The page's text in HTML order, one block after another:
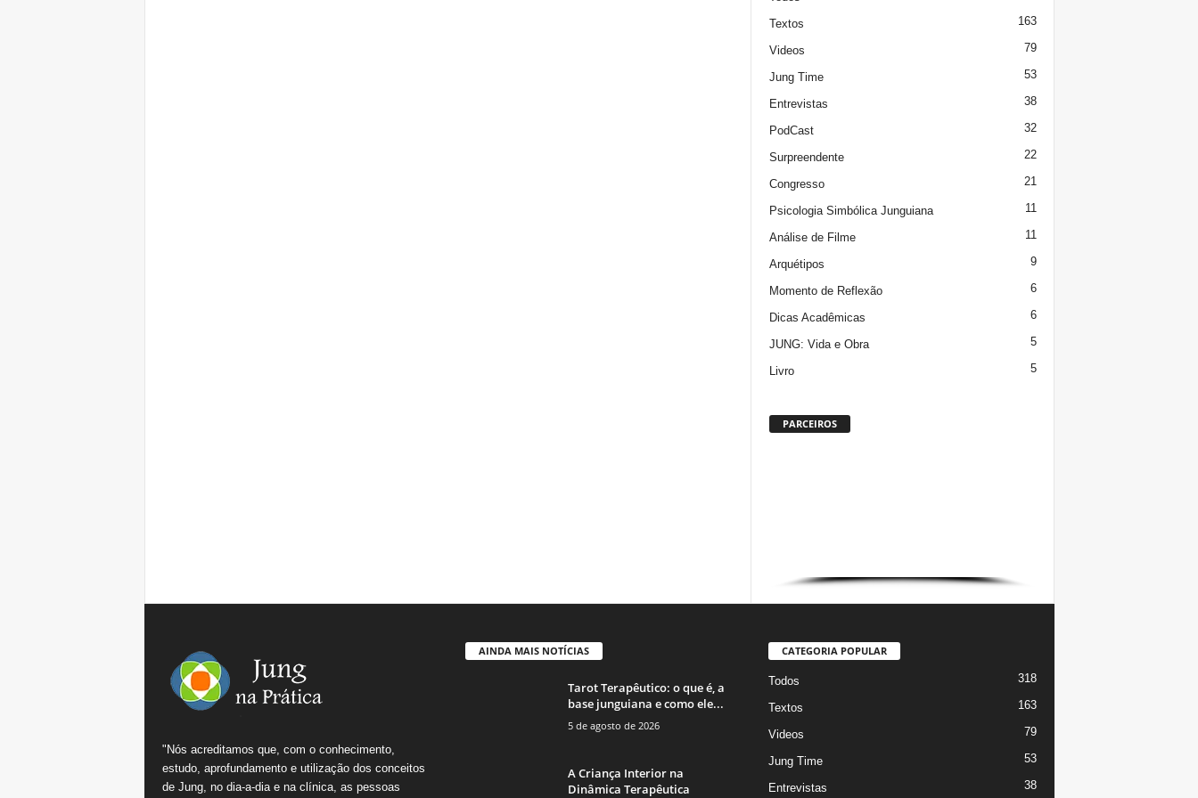
Textos 163
Videos 79
Jung Time 53
Entrevistas 38
PodCast 32
Surpreendente 22
Congresso 21
Psicologia Simbólica Junguiana 11
Análise de Filme 11
Arquétipos 9
Momento de Reflexão 6
Dicas Acadêmicas 6
JUNG: Vida e Obra 5
Livro 5
PARCEIROS
"Nós acreditamos que, com o conhecimento,
estudo, aprofundamento e utilização dos conceitos
de Jung, no dia-a-dia e na clínica, as pessoas
AINDA MAIS NOTÍCIAS
Tarot Terapêutico: o que é, a
base junguiana e como ele...
5 de agosto de 2026
A Criança Interior na
Dinâmica Terapêutica
CATEGORIA POPULAR
Todos 318
Textos 163
Videos 79
Jung Time 53
Entrevistas 38